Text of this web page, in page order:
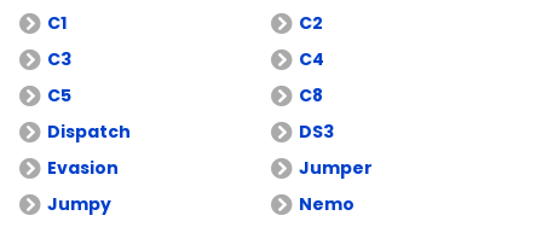
C1
C2
C3
C4
C5
C8
Dispatch
DS3
Evasion
Jumper
Jumpy
Nemo